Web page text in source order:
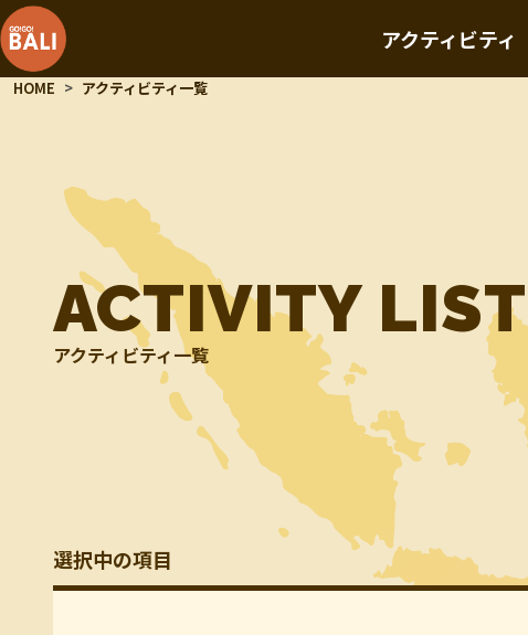
アクティビティ
HOME アクティビティ一覧
ACTIVITY LIST
アクティビティ一覧
選択中の項目